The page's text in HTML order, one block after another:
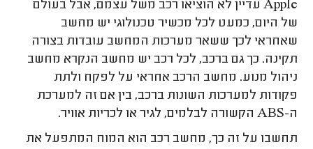
Apple עדיין לא הוציאו רכב משל עצמם, אבל בעולם
של היום, כמעט לכל מכשיר טכנולוגי יש מחשב
שאחראי לכך ששאר מערכות המחשב עובדות בצורה
תקינה. כך גם ברכב, לכל רכב יש מחשב הנקרא מחשב
ניהול מנוע. מחשב הרכב אחראי על לפקח ולתת
פקודות למערכות השונות ברכב, בין אם זה למערכת
ה-ABS הקשורה לבלמים, לגיר או לכריות אוויר.
תחשבו על זה כך, מחשב רכב הוא המוח המתפעל את